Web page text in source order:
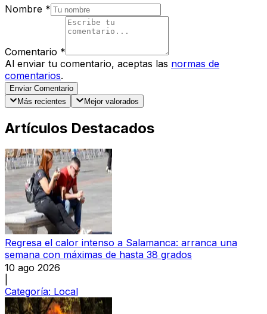
Nombre *
Comentario *
Al enviar tu comentario, aceptas las normas de
comentarios.
Enviar Comentario
Más recientes
Mejor valorados
Artículos Destacados
Regresa el calor intenso a Salamanca: arranca una
semana con máximas de hasta 38 grados
10 ago 2026
Categoría: Local